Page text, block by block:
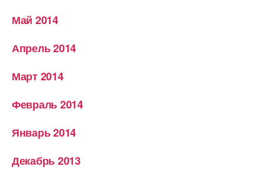
Май 2014
Апрель 2014
Март 2014
Февраль 2014
Январь 2014
Декабрь 2013